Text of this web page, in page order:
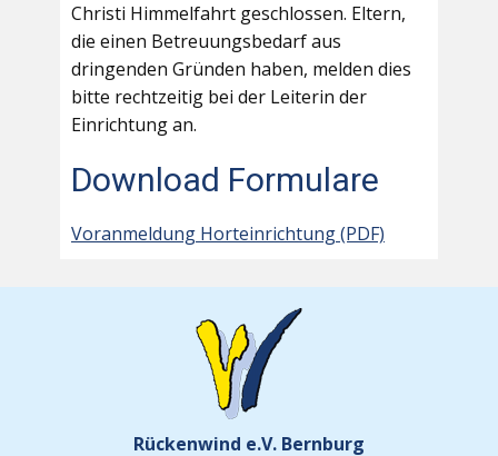
Christi Himmelfahrt geschlossen. Eltern,
die einen Betreuungsbedarf aus
dringenden Gründen haben, melden dies
bitte rechtzeitig bei der Leiterin der
Einrichtung an.
Download Formulare
Voranmeldung Horteinrichtung (PDF)
Rückenwind e.V. Bernburg